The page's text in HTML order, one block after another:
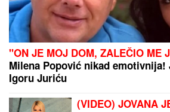
(FOTO) "MAJA SVE PLAĆA"
dešava nakon rijalitija, ne odvaja
Marinkovićeve: Priznali kakav im
skandala